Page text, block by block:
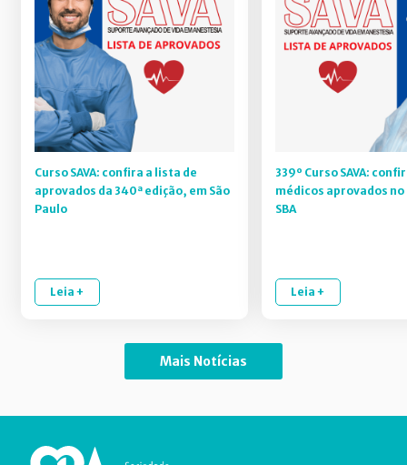
Curso SAVA: confira a lista de
aprovados da 340ª edição, em São
Paulo
Leia +
339º Curso SAVA:
médicos aprovados
SBA
Leia +
Mais Notícias